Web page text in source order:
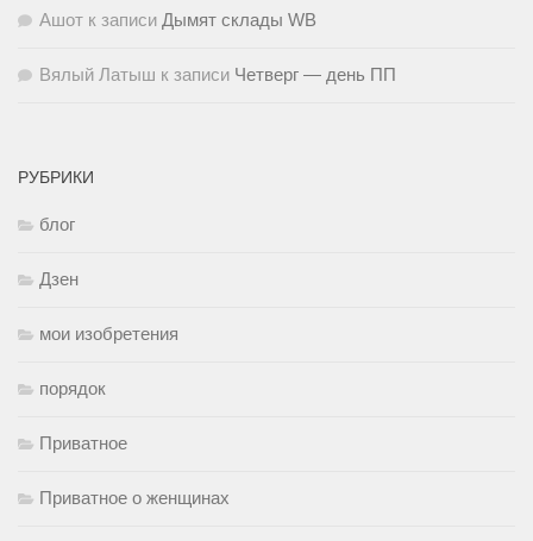
Ашот к записи Дымят склады WB
Вялый Латыш к записи Четверг — день ПП
РУБРИКИ
блог
Дзен
мои изобретения
порядок
Приватное
Приватное о женщинах